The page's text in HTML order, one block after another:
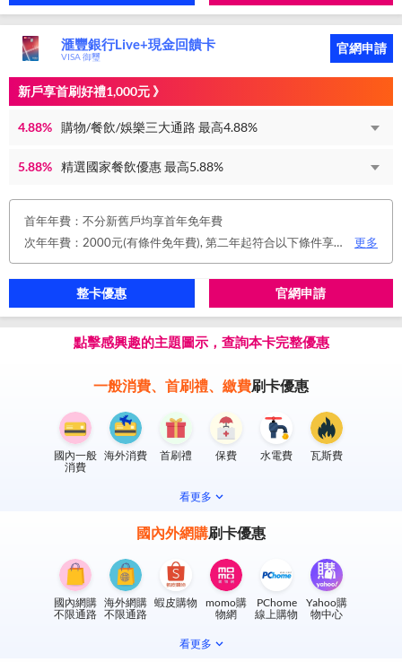
滙豐銀行Live+現金回饋卡
VISA 御璽
官網申請
新戶享首刷好禮1,000元 》
4.88% 購物/餐飲/娛樂三大通路 最高4.88%
5.88% 精選國家餐飲優惠 最高5.88%
首年年費：不分新舊戶均享首年免年費
次年年費：2000元(有條件免年費), 第二年起符合以下條件享年費優惠辦法 • 使用非紙本帳單(電子帳單或行動帳單)終身免年費 • 前一年消費滿 8 萬或 12 次享次年免年費
更多
整卡優惠 官網申請
點擊感興趣的主題圖示，查詢本卡完整優惠
一般消費、首刷禮、繳費刷卡優惠
國內一般
消費
海外消費 首刷禮 保費 水電費 瓦斯費
看更多
國內外網購刷卡優惠
國內網購
不限通路
海外網購
不限通路
蝦皮購物
momo購
物網
PChome
線上購物
Yahoo購
物中心
看更多